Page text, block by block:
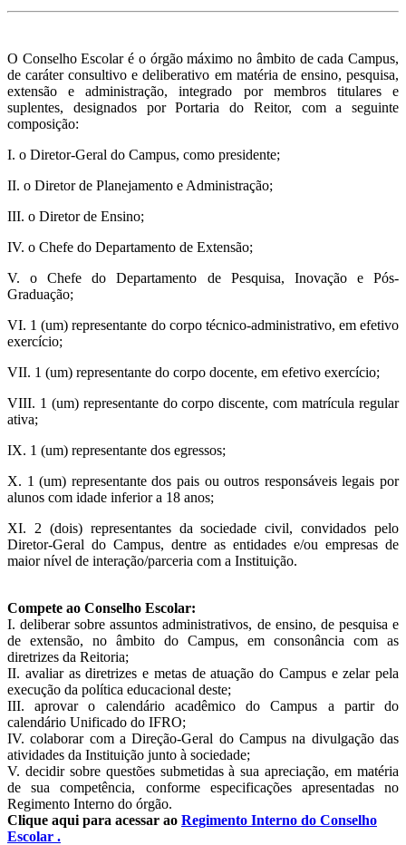
O Conselho Escolar é o órgão máximo no âmbito de cada Campus,
de caráter consultivo e deliberativo em matéria de ensino, pesquisa,
extensão e administração, integrado por membros titulares e
suplentes, designados por Portaria do Reitor, com a seguinte
composição:
I. o Diretor-Geral do Campus, como presidente;
II. o Diretor de Planejamento e Administração;
III. o Diretor de Ensino;
IV. o Chefe do Departamento de Extensão;
V. o Chefe do Departamento de Pesquisa, Inovação e Pós-
Graduação;
VI. 1 (um) representante do corpo técnico-administrativo, em efetivo
exercício;
VII. 1 (um) representante do corpo docente, em efetivo exercício;
VIII. 1 (um) representante do corpo discente, com matrícula regular
ativa;
IX. 1 (um) representante dos egressos;
X. 1 (um) representante dos pais ou outros responsáveis legais por
alunos com idade inferior a 18 anos;
XI. 2 (dois) representantes da sociedade civil, convidados pelo
Diretor-Geral do Campus, dentre as entidades e/ou empresas de
maior nível de interação/parceria com a Instituição.
Compete ao Conselho Escolar:
I. deliberar sobre assuntos administrativos, de ensino, de pesquisa e
de extensão, no âmbito do Campus, em consonância com as
diretrizes da Reitoria;
II. avaliar as diretrizes e metas de atuação do Campus e zelar pela
execução da política educacional deste;
III. aprovar o calendário acadêmico do Campus a partir do
calendário Unificado do IFRO;
IV. colaborar com a Direção-Geral do Campus na divulgação das
atividades da Instituição junto à sociedade;
V. decidir sobre questões submetidas à sua apreciação, em matéria
de sua competência, conforme especificações apresentadas no
Regimento Interno do órgão.
Clique aqui para acessar ao Regimento Interno do Conselho
Escolar .